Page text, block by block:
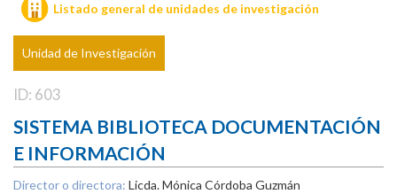
Listado general de unidades de investigación
Unidad de Investigación
ID: 603
SISTEMA BIBLIOTECA DOCUMENTACIÓN
E INFORMACIÓN
Director o directora: Licda. Mónica Córdoba Guzmán